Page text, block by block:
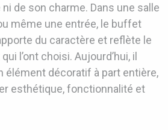
de son charme. Dans une salle
même une entrée, le buffet
du caractère et reflète le
l’ont choisi. Aujourd’hui, il
élément décoratif à part entière,
esthétique, fonctionnalité et